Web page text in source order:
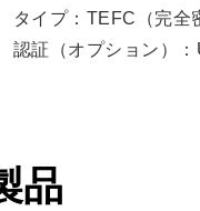
タイプ：TEFC（完全
認証（オプション）：
品